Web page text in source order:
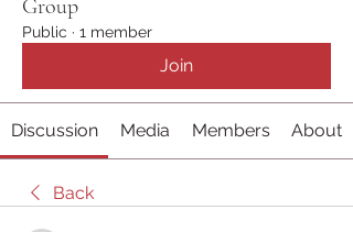
Group
Public · 1 member
Join
Discussion Media Members About
Back